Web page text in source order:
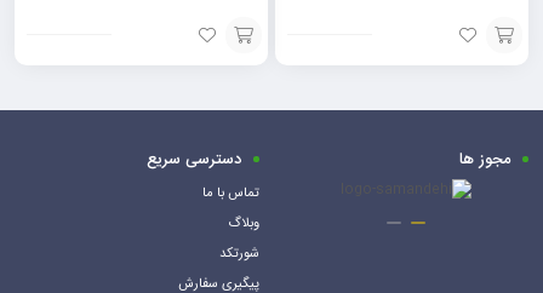
افزودن
به
افزودن
به
مجوز ها دسترسی سریع
تماس با ما
وبلاگ
شورتکد
پیگیری سفارش